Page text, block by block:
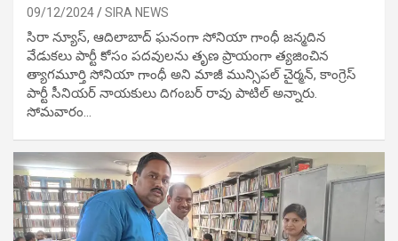
09/12/2024 SIRA NEWS
సిరా న్యూస్, ఆదిలాబాద్ ఘ‌నంగా సోనియా గాంధీ జ‌న్మ‌దిన
వేడుక‌లు పార్టీ కోసం ప‌ద‌వుల‌ను తృణ ప్రాయంగా త్య‌జించిన
త్యాగమూర్తి సోనియా గాంధీ అని మాజీ మున్సిప‌ల్ చైర్మ‌న్, కాంగ్రెస్
పార్టీ సీనియ‌ర్ నాయ‌కులు దిగంబ‌ర్ రావు పాటిల్ అన్నారు.
సోమవారం…